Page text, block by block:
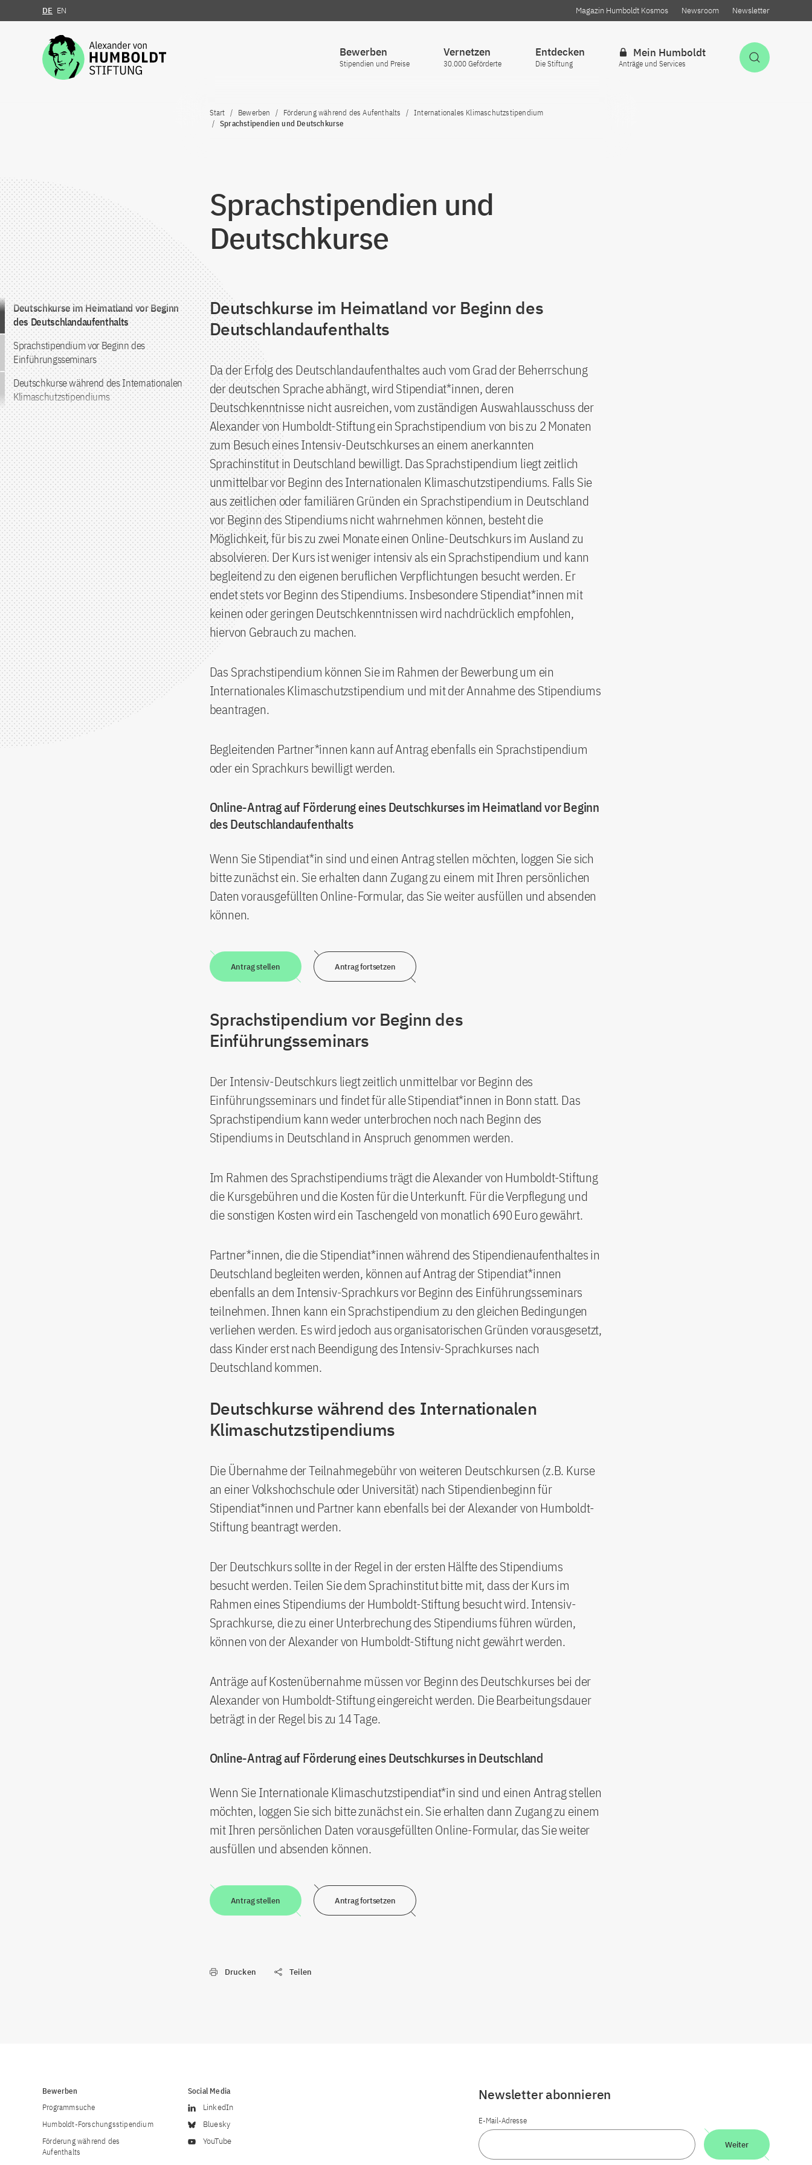
Zum Inhalt springen
DE EN Magazin Humboldt Kosmos Newsroom Newsletter
Bewerben
Stipendien und Preise
Vernetzen
30.000 Geförderte
Entdecken
Die Stiftung
Mein Humboldt
Anträge und Services
Start Bewerben Förderung während des Aufenthalts
Internationales Klimaschutzstipendium
Sprachstipendien und Deutschkurse
Sprachstipendien und
Deutschkurse
Zum Inhalt springen
Deutschkurse im Heimatland vor Beginn
des Deutschlandaufenthalts
Sprachstipendium vor Beginn des
Einführungsseminars
Deutschkurse während des Internationalen
Klimaschutzstipendiums
Deutschkurse im Heimatland vor Beginn des
Deutschlandaufenthalts
Da der Erfolg des Deutschlandaufenthaltes auch vom Grad der Beherrschung
der deutschen Sprache abhängt, wird Stipendiat*innen, deren
Deutschkenntnisse nicht ausreichen, vom zuständigen Auswahlausschuss der
Alexander von Humboldt-Stiftung ein Sprachstipendium von bis zu 2 Monaten
zum Besuch eines Intensiv-Deutschkurses an einem anerkannten
Sprachinstitut in Deutschland bewilligt. Das Sprachstipendium liegt zeitlich
unmittelbar vor Beginn des Internationalen Klimaschutzstipendiums. Falls Sie
aus zeitlichen oder familiären Gründen ein Sprachstipendium in Deutschland
vor Beginn des Stipendiums nicht wahrnehmen können, besteht die
Möglichkeit, für bis zu zwei Monate einen Online-Deutschkurs im Ausland zu
absolvieren. Der Kurs ist weniger intensiv als ein Sprachstipendium und kann
begleitend zu den eigenen beruflichen Verpflichtungen besucht werden. Er
endet stets vor Beginn des Stipendiums. Insbesondere Stipendiat*innen mit
keinen oder geringen Deutschkenntnissen wird nachdrücklich empfohlen,
hiervon Gebrauch zu machen.
Das Sprachstipendium können Sie im Rahmen der Bewerbung um ein
Internationales Klimaschutzstipendium und mit der Annahme des Stipendiums
beantragen.
Begleitenden Partner*innen kann auf Antrag ebenfalls ein Sprachstipendium
oder ein Sprachkurs bewilligt werden.
Online-Antrag auf Förderung eines Deutschkurses im Heimatland vor Beginn
des Deutschlandaufenthalts
Wenn Sie Stipendiat*in sind und einen Antrag stellen möchten, loggen Sie sich
bitte zunächst ein. Sie erhalten dann Zugang zu einem mit Ihren persönlichen
Daten vorausgefüllten Online-Formular, das Sie weiter ausfüllen und absenden
können.
Antrag stellen Antrag fortsetzen
Sprachstipendium vor Beginn des
Einführungsseminars
Der Intensiv-Deutschkurs liegt zeitlich unmittelbar vor Beginn des
Einführungsseminars und findet für alle Stipendiat*innen in Bonn statt. Das
Sprachstipendium kann weder unterbrochen noch nach Beginn des
Stipendiums in Deutschland in Anspruch genommen werden.
Im Rahmen des Sprachstipendiums trägt die Alexander von Humboldt-Stiftung
die Kursgebühren und die Kosten für die Unterkunft. Für die Verpflegung und
die sonstigen Kosten wird ein Taschengeld von monatlich 690 Euro gewährt.
Partner*innen, die die Stipendiat*innen während des Stipendienaufenthaltes in
Deutschland begleiten werden, können auf Antrag der Stipendiat*innen
ebenfalls an dem Intensiv-Sprachkurs vor Beginn des Einführungsseminars
teilnehmen. Ihnen kann ein Sprachstipendium zu den gleichen Bedingungen
verliehen werden. Es wird jedoch aus organisatorischen Gründen vorausgesetzt,
dass Kinder erst nach Beendigung des Intensiv-Sprachkurses nach
Deutschland kommen.
Deutschkurse während des Internationalen
Klimaschutzstipendiums
Die Übernahme der Teilnahmegebühr von weiteren Deutschkursen (z.B. Kurse
an einer Volkshochschule oder Universität) nach Stipendienbeginn für
Stipendiat*innen und Partner kann ebenfalls bei der Alexander von Humboldt-
Stiftung beantragt werden.
Der Deutschkurs sollte in der Regel in der ersten Hälfte des Stipendiums
besucht werden. Teilen Sie dem Sprachinstitut bitte mit, dass der Kurs im
Rahmen eines Stipendiums der Humboldt-Stiftung besucht wird. Intensiv-
Sprachkurse, die zu einer Unterbrechung des Stipendiums führen würden,
können von der Alexander von Humboldt-Stiftung nicht gewährt werden.
Anträge auf Kostenübernahme müssen vor Beginn des Deutschkurses bei der
Alexander von Humboldt-Stiftung eingereicht werden. Die Bearbeitungsdauer
beträgt in der Regel bis zu 14 Tage.
Online-Antrag auf Förderung eines Deutschkurses in Deutschland
Wenn Sie Internationale Klimaschutzstipendiat*in sind und einen Antrag stellen
möchten, loggen Sie sich bitte zunächst ein. Sie erhalten dann Zugang zu einem
mit Ihren persönlichen Daten vorausgefüllten Online-Formular, das Sie weiter
ausfüllen und absenden können.
Antrag stellen Antrag fortsetzen
Drucken Teilen
Bewerben
Programmsuche
Humboldt-Forschungsstipendium
Förderung während des
Aufenthalts
Social Media
LinkedIn
Bluesky
YouTube
Newsletter abonnieren
E-Mail-Adresse
Weiter